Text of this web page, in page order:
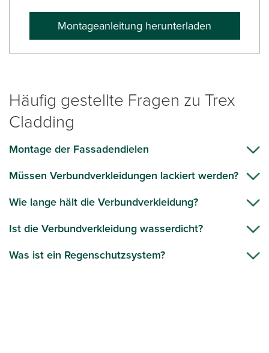
Montageanleitung herunterladen
Häufig gestellte Fragen zu Trex
Cladding
Montage der Fassadendielen
Müssen Verbundverkleidungen lackiert werden?
Wie lange hält die Verbundverkleidung?
Ist die Verbundverkleidung wasserdicht?
Was ist ein Regenschutzsystem?